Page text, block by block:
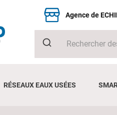
Agence de
RÉSEAUX EAUX USÉES